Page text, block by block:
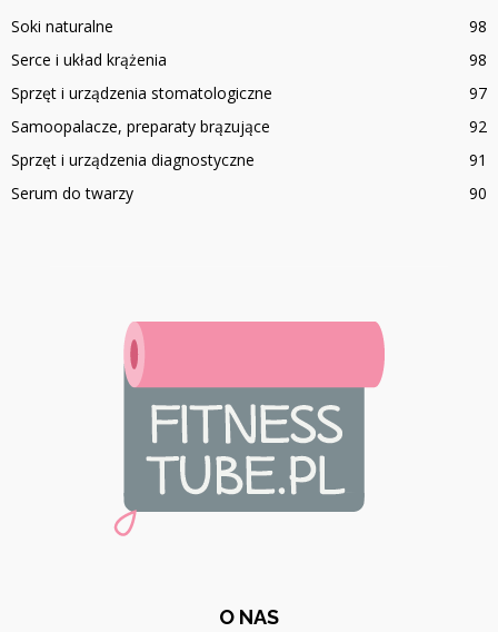
Soki naturalne
98
Serce i układ krążenia
98
Sprzęt i urządzenia stomatologiczne
97
Samoopalacze, preparaty brązujące
92
Sprzęt i urządzenia diagnostyczne
91
Serum do twarzy
90
O NAS